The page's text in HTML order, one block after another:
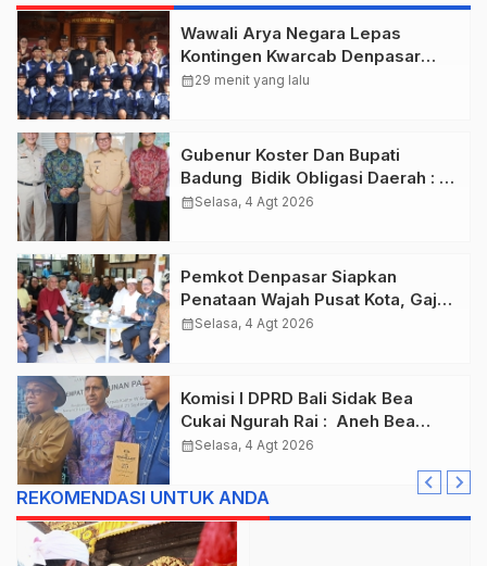
Wawali Arya Negara Lepas
Kontingen Kwarcab Denpasar
Menuju Jambore Nasional XII
calendar_month29 menit yang lalu
Gubenur Koster Dan Bupati
Badung Bidik Obligasi Daerah :
Gaspol Bangun Infrastruktur
calendar_monthSelasa, 4 Agt 2026
Pemkot Denpasar Siapkan
Penataan Wajah Pusat Kota, Gajah
Mada Jadi Salah Satu Kawasan
calendar_monthSelasa, 4 Agt 2026
Komisi I DPRD Bali Sidak Bea
Cukai Ngurah Rai : Aneh Bea
Cukai Tolak berikan List Data
calendar_monthSelasa, 4 Agt 2026
REKOMENDASI UNTUK ANDA